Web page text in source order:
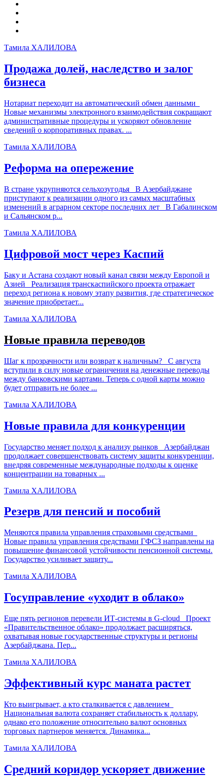
Тамила ХАЛИЛОВА
Продажа долей, наследство и залог
бизнеса
Нотариат переходит на автоматический обмен данными
Новые механизмы электронного взаимодействия сокращают
административные процедуры и ускоряют обновление
сведений о корпоративных правах. ...
Тамила ХАЛИЛОВА
Реформа на опережение
В стране укрупняются сельхозугодья В Азербайджане
приступают к реализации одного из самых масштабных
изменений в аграрном секторе последних лет В Габалинском
и Сальянском р...
Тамила ХАЛИЛОВА
Цифровой мост через Каспий
Баку и Астана создают новый канал связи между Европой и
Азией Реализация транскаспийского проекта отражает
переход региона к новому этапу развития, где стратегическое
значение приобретает...
Тамила ХАЛИЛОВА
Новые правила переводов
Шаг к прозрачности или возврат к наличным? С августа
вступили в силу новые ограничения на денежные переводы
между банковскими картами. Теперь с одной карты можно
будет отправить не более ...
Тамила ХАЛИЛОВА
Новые правила для конкуренции
Государство меняет подход к анализу рынков Азербайджан
продолжает совершенствовать систему защиты конкуренции,
внедряя современные международные подходы к оценке
концентрации на товарных ...
Тамила ХАЛИЛОВА
Резерв для пенсий и пособий
Меняются правила управления страховыми средствами
Новые правила управления средствами ГФСЗ направлены на
повышение финансовой устойчивости пенсионной системы.
Государство усиливает защиту...
Тамила ХАЛИЛОВА
Госуправление «уходит в облако»
Еще пять регионов перевели ИТ-системы в G-cloud Проект
«Правительственное облако» продолжает расширяться,
охватывая новые государственные структуры и регионы
Азербайджана. Пер...
Тамила ХАЛИЛОВА
Эффективный курс маната растет
Кто выигрывает, а кто сталкивается с давлением
Национальная валюта сохраняет стабильность к доллару,
однако его положение относительно валют основных
торговых партнеров меняется. Динамика...
Тамила ХАЛИЛОВА
Средний коридор ускоряет движение